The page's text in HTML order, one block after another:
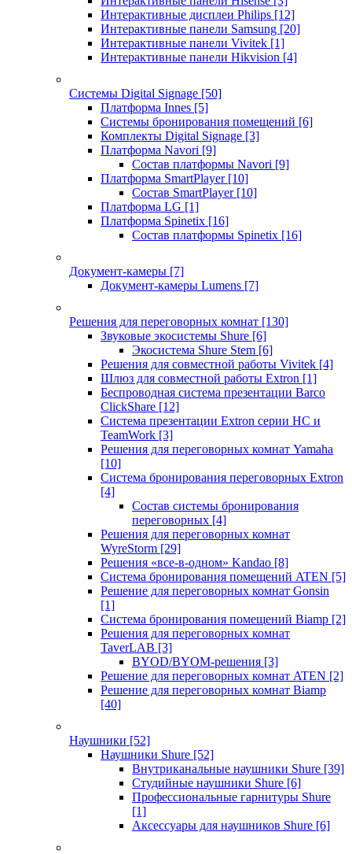
Интерактивные дисплеи Philips [12]
Интерактивные панели Samsung [20]
Интерактивные панели Vivitek [1]
Интерактивные панели Hikvision [4]
Системы Digital Signage [50]
Платформа Innes [5]
Системы бронирования помещений [6]
Комплекты Digital Signage [3]
Платформа Navori [9]
Состав платформы Navori [9]
Платформа SmartPlayer [10]
Состав SmartPlayer [10]
Платформа LG [1]
Платформа Spinetix [16]
Состав платформы Spinetix [16]
Документ-камеры [7]
Документ-камеры Lumens [7]
Решения для переговорных комнат [130]
Звуковые экосистемы Shure [6]
Экосистема Shure Stem [6]
Решения для совместной работы Vivitek [4]
Шлюз для совместной работы Extron [1]
Беспроводная система презентации Barco
ClickShare [12]
Система презентации Extron серии HC и
TeamWork [3]
Решения для переговорных комнат Yamaha
[10]
Система бронирования переговорных Extron
[4]
Состав системы бронирования
переговорных [4]
Решения для переговорных комнат
WyreStorm [29]
Решения «все-в-одном» Kandao [8]
Система бронирования помещений ATEN [5]
Решение для переговорных комнат Gonsin
[1]
Система бронирования помещений Biamp [2]
Решения для переговорных комнат
TaverLAB [3]
BYOD/BYOM-решения [3]
Решение для переговорных комнат ATEN [2]
Решение для переговорных комнат Biamp
[40]
Наушники [52]
Наушники Shure [52]
Внутриканальные наушники Shure [39]
Студийные наушники Shure [6]
Профессиональные гарнитуры Shure
[1]
Аксессуары для наушников Shure [6]